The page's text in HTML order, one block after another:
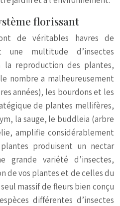
florissant
de véritables havres de
une multitude d’insectes
la reproduction des plantes,
nombre a malheureusement
années), les bourdons et les
de plantes mellifères,
la sauge, le buddleia (arbre
amplifie considérablement
produisent un nectar
variété d’insectes,
de vos plantes et de celles du
massif de fleurs bien conçu
différentes d’insectes